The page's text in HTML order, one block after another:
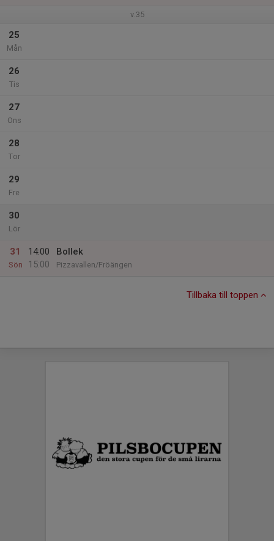
v.35
25
Mån
26
Tis
27
Ons
28
Tor
29
Fre
30
Lör
31
Sön
14:00
15:00
Bollek
Pizzavallen/Fröängen
Tillbaka till toppen